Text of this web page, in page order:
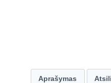
Aprašymas